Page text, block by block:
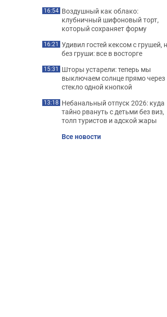
16:54 Воздушный как облако:
клубничный шифоновый торт,
который сохраняет форму
16:21 Удивил гостей кексом с грушей,
без груши: все в восторге
15:31 Шторы устарели: теперь мы
выключаем солнце прямо через
стекло одной кнопкой
13:18 Небанальный отпуск 2026: куда
тайно рвануть с детьми без виз,
толп туристов и адской жары
Все новости